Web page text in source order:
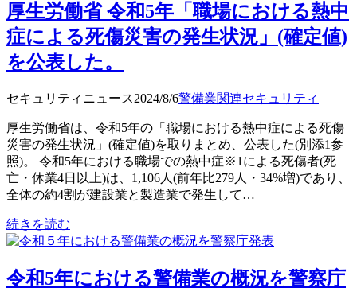
厚生労働省 令和5年「職場における熱中
症による死傷災害の発生状況」(確定値)
を公表した。
セキュリティニュース2024/8/6警備業関連セキュリティ
厚生労働省は、令和5年の「職場における熱中症による死傷
災害の発生状況」(確定値)を取りまとめ、公表した(別添1参
照)。 令和5年における職場での熱中症※1による死傷者(死
亡・休業4日以上)は、1,106人(前年比279人・34%増)であり、
全体の約4割が建設業と製造業で発生して…
続きを読む
令和5年における警備業の概況を警察庁